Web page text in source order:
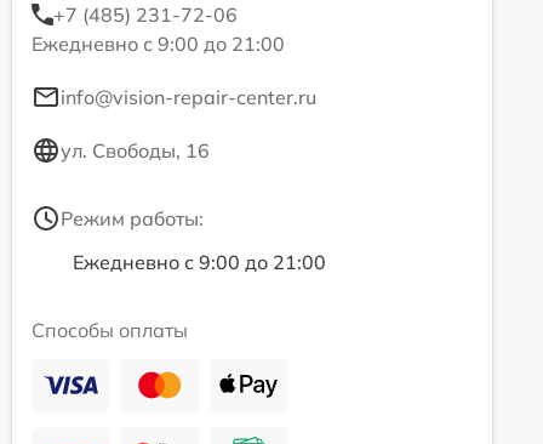
+7 (485) 231-72-06
Ежедневно с 9:00 до 21:00
info@vision-repair-center.ru
ул. Свободы, 16
Режим работы:
Ежедневно с 9:00 до 21:00
Способы оплаты